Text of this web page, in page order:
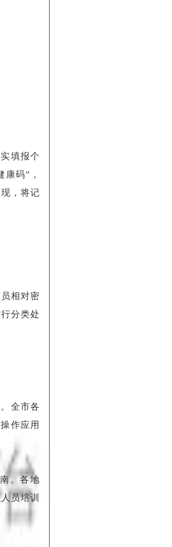
填报个
码”，
，将记
相对密
分类处
全市各
作应用
。各地
员培训